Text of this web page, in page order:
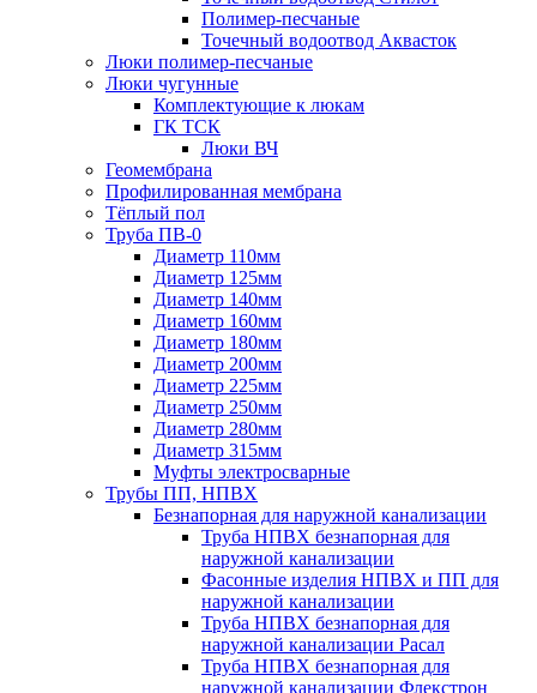
Полимер-песчаные
Точечный водоотвод Аквасток
Люки полимер-песчаные
Люки чугунные
Комплектующие к люкам
ГК ТСК
Люки ВЧ
Геомембрана
Профилированная мембрана
Тёплый пол
Труба ПВ-0
Диаметр 110мм
Диаметр 125мм
Диаметр 140мм
Диаметр 160мм
Диаметр 180мм
Диаметр 200мм
Диаметр 225мм
Диаметр 250мм
Диаметр 280мм
Диаметр 315мм
Муфты электросварные
Трубы ПП, НПВХ
Безнапорная для наружной канализации
Труба НПВХ безнапорная для
наружной канализации
Фасонные изделия НПВХ и ПП для
наружной канализации
Труба НПВХ безнапорная для
наружной канализации Расал
Труба НПВХ безнапорная для
наружной канализации Флекстрон